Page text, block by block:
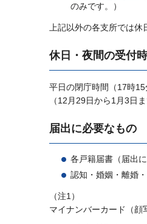
のみです。）
上記以外の各支所では
休日・夜間の受付
平日の閉庁時間（17時
（12月29日から1月3日
届出に必要なもの
各戸籍届書（届出
認知・婚姻・離婚
（注1）
マイナンバーカード（顔